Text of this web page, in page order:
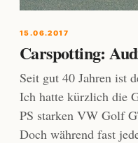
15.06.2017
Carspotting:
Seit gut 40 Jahren ist
Ich hatte kürzlich die
PS starken VW Golf
Doch während fast